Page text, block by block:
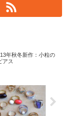
年秋冬新作：小粒の
アス